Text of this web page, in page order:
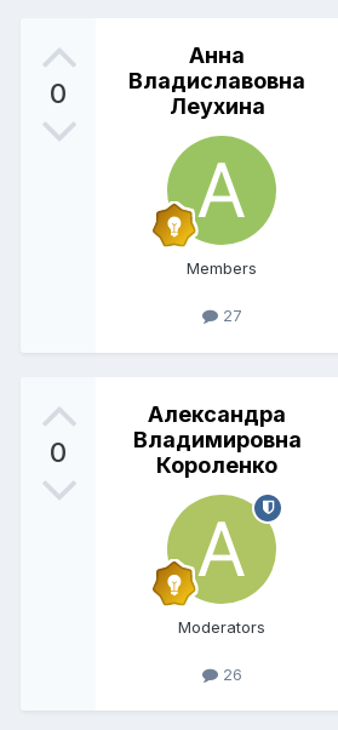
0
Анна
Владиславовна
Леухина
Members
27
0
Александра
Владимировна
Короленко
Moderators
26